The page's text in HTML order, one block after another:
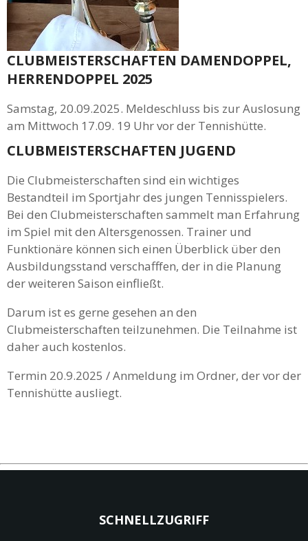
CLUBMEISTERSCHAFTEN DAMENDOPPEL,
HERRENDOPPEL 2025
Samstag, 20.09.2025. Meldeschluss bis zur Auslosung
am Mittwoch 17.09. 19 Uhr vor der Tennishütte.
CLUBMEISTERSCHAFTEN JUGEND
Die Clubmeisterschaften sind ein wichtiges
Bestandteil im Sportjahr des jungen Tennisspielers.
Bei den Clubmeisterschaften sammelt man Erfahrung
im Spiel mit den Altersgenossen. Trainer und
Funktionäre können sich einen Überblick über den
Ausbildungsstand verschafffen, der in die Planung
der weiteren Saison einfließt.
Darum ist es gerne gesehen an den
Clubmeisterschaften teilzunehmen. Die Teilnahme ist
daher auch kostenlos.
Termin 20.9.2025 / Anmeldung im Ordner, der vor der
Tennishütte ausliegt.
SCHNELLZUGRIFF